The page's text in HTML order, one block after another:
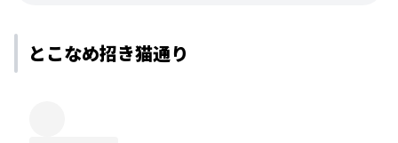
とこなめ招き猫通り